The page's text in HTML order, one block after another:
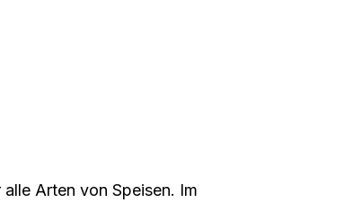
Arten von Speisen. Im